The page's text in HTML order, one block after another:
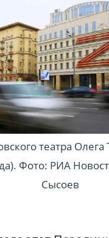
театра Олега
Фото: РИА
Сысоев